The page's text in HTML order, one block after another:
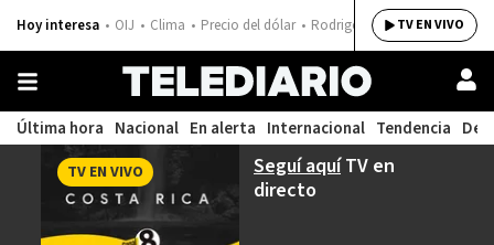
Hoy interesa OIJ Clima Precio del dólar Rodrigo ChavesTV EN VIVO
Última hora Nacional En alerta Internacional Tendencia
Seguí aquíTV en
directo
TV EN VIVO